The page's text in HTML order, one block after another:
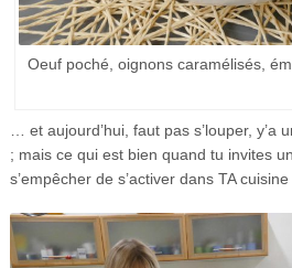
Oeuf poché, oignons caramélisés,
… et aujourd’hui, faut pas s’louper, y’a
; mais ce qui est bien quand tu invites
s’empêcher de s’activer dans TA